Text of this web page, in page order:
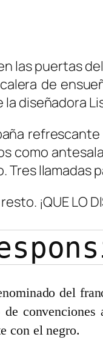
las puertas
de
la diseñadora
como
Tres llamadas
¡QUE LO
del
de
con el negro.